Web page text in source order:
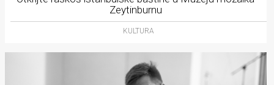
Zeytinburnu
KULTURA